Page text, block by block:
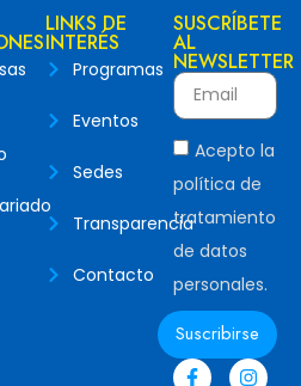
LINKS DE
INTERÉS
Programas
Eventos
Sedes
Transparencia
Contacto
SUSCRÍBETE
AL
NEWSLETTER
Acepto la
política de
tratamiento
de datos
personales.
Suscribirse